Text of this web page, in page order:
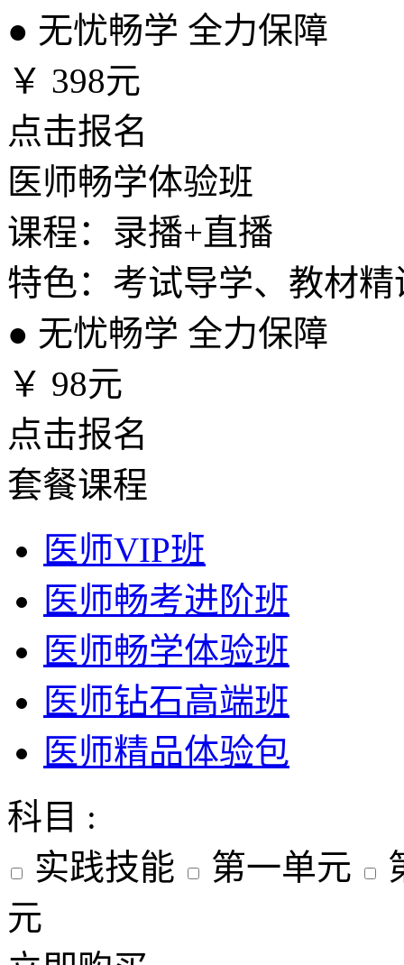
● 无忧畅学 全力保障
￥ 398元
点击报名
医师畅学体验班
课程：录播+直播
特色：考试导学、教材
● 无忧畅学 全力保障
￥ 98元
点击报名
套餐课程
医师VIP班
医师畅考进阶班
医师畅学体验班
医师钻石高端班
医师精品体验包
科目 :
实践技能
第一单元
元